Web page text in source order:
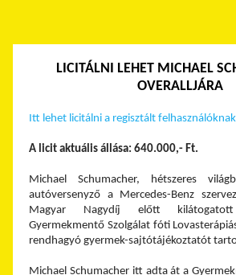
LICITÁLNI LEHET MICHAEL
OVERALLJÁRA
Itt lehet licitálni a regisztált
A licit aktuális állása: 640.000,- Ft.
Michael Schumacher, hétszeres
autóversenyző a Mercedes-Benz
Magyar Nagydíj előtt
Gyermekmentő Szolgálat fóti
rendhagyó gyermek-sajtótájékoztatót
Michael Schumacher itt adta át a